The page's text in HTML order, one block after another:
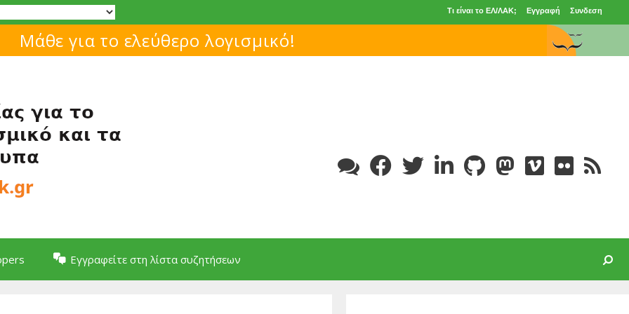
Τι είναι το ΕΛ/ΛΑΚ; Εγγραφή Συνδεση
Μάθε για το ελεύθερο λογισμικό!
Εγγραφείτε στη λίστα συζητήσεων Search